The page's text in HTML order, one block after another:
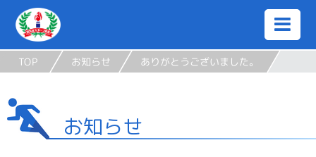
TOP お知らせ ありがとうございました。
お知らせ